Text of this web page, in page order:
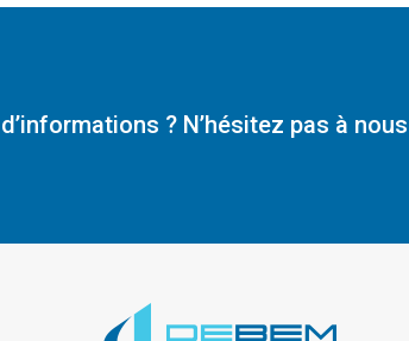
? N’hésitez pas à